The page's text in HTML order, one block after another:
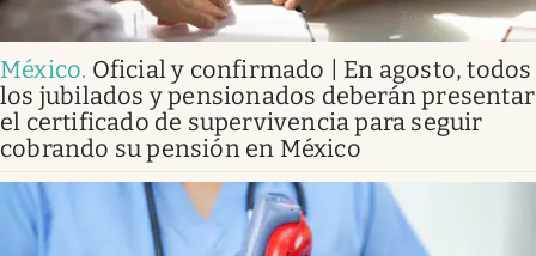
México. Oficial y confirmado | En agosto, todos
los jubilados y pensionados deberán presentar
el certificado de supervivencia para seguir
cobrando su pensión en México